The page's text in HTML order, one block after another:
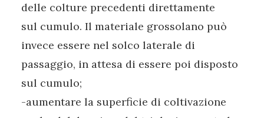
delle colture precedenti direttamente
sul cumulo. Il materiale grossolano può
invece essere nel solco laterale di
passaggio, in attesa di essere poi disposto
sul cumulo;
-aumentare la superficie di coltivazione